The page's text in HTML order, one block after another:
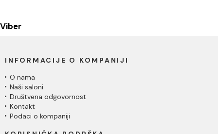
Viber
INFORMACIJE O KOMPANIJI
O nama
Naši saloni
Društvena odgovornost
Kontakt
Podaci o kompaniji